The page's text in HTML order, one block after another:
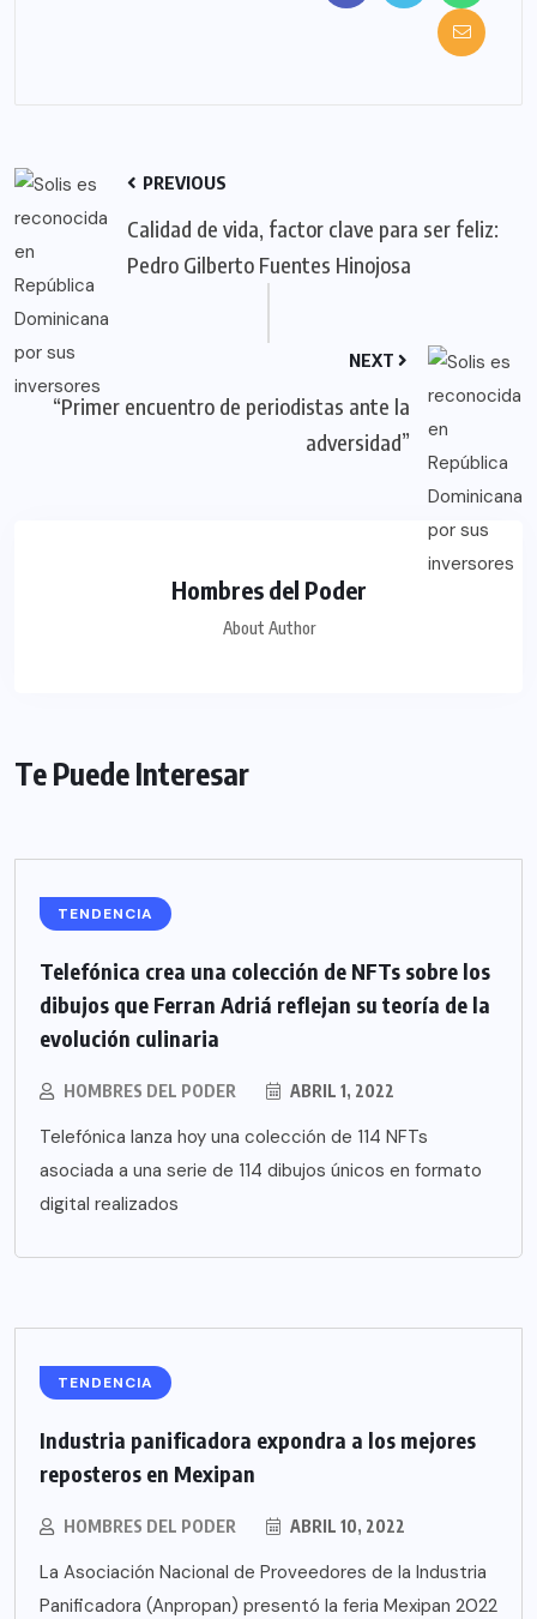
PREVIOUS
Calidad de vida, factor clave para ser feliz:
Pedro Gilberto Fuentes Hinojosa
NEXT
“Primer encuentro de periodistas ante la
adversidad”
Hombres del Poder
About Author
Te Puede Interesar
TENDENCIA
Telefónica crea una colección de NFTs sobre los
dibujos que Ferran Adriá reflejan su teoría de la
evolución culinaria
HOMBRES DEL PODER ABRIL 1, 2022
Telefónica lanza hoy una colección de 114 NFTs
asociada a una serie de 114 dibujos únicos en formato
digital realizados
TENDENCIA
Industria panificadora expondra a los mejores
reposteros en Mexipan
HOMBRES DEL PODER ABRIL 10, 2022
La Asociación Nacional de Proveedores de la Industria
Panificadora (Anpropan) presentó la feria Mexipan 2022